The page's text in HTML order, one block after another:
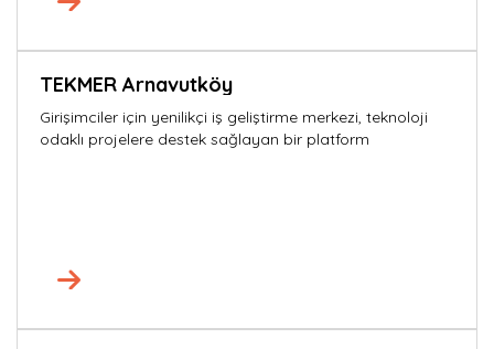
TEKMER Arnavutköy
Girişimciler için yenilikçi iş geliştirme merkezi, teknoloji
odaklı projelere destek sağlayan bir platform